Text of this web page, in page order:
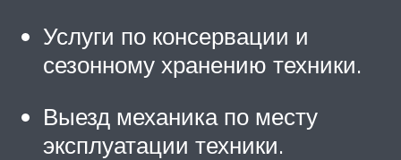
Услуги по консервации и
сезонному хранению техники.
Выезд механика по месту
эксплуатации техники.